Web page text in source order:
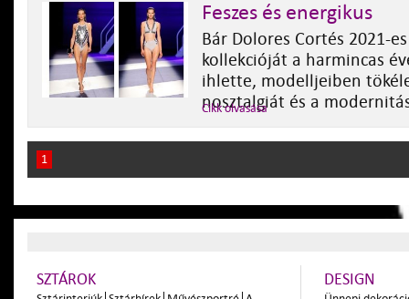
Feszes és energikus
Bár Dolores Cortés 2021-
kollekcióját a harmincas
ihlette, modelljeiben
nosztalgiát és a
Cikk olvasása
1
SZTÁROK DESIGN